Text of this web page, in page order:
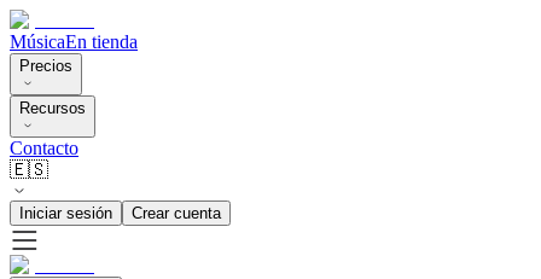
MúsicaEn tienda
Precios
Recursos
Contacto
🇪🇸
Iniciar sesión Crear cuenta